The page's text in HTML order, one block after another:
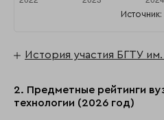
Источник:
История участия БГТУ
2. Предметные рейтинги
технологии (2026 год)